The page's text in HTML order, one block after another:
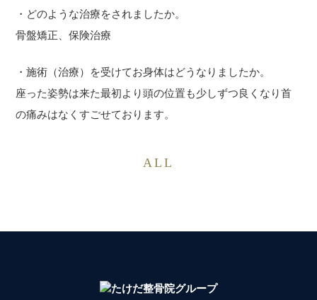
・どのような治療をされましたか。
骨盤矯正、保険治療
・施術（治療）を受けてお身体はどうなりましたか。
座った姿勢は来た最初より頭の位置も少しずつ良くなり首
の痛みはなくすごせております。
ALL